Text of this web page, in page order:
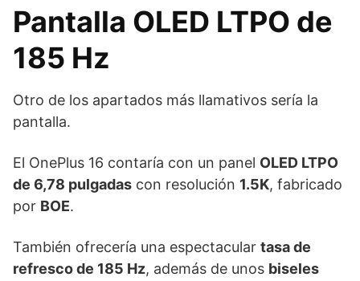
Pantalla OLED LTPO de
185 Hz
Otro de los apartados más llamativos sería la
pantalla.
El OnePlus 16 contaría con un panel OLED LTPO
de 6,78 pulgadas con resolución 1.5K, fabricado
por BOE.
También ofrecería una espectacular tasa de
refresco de 185 Hz, además de unos biseles